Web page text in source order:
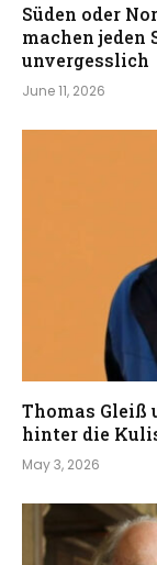
Süden oder
machen jeden
unvergesslich
June 11, 2026
Thomas Gleiß
hinter die
May 3, 2026